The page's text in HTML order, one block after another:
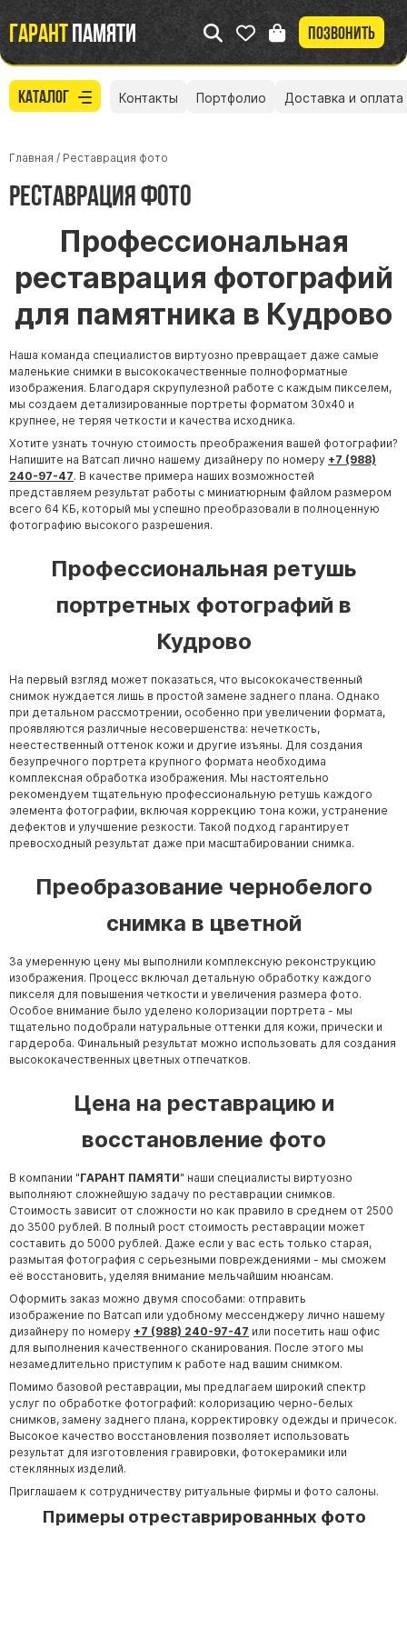
Гарантпамяти Позвонить
Каталог
Участникам СВО
Памятники из мрамора
Элитные памятники
Резные памятники
Памятники с полноформатным фото
Склеп
Детские памятники
Памятники Мусульманские
Памятники Армянские
Европейские памятники
Памятники "Клипарт"
Семейные памятники ( памятники на двоих )
Памятники в форме креста
Зеркальные памятники
Креативные памятники
Кресты из белого мрамора
Фигурные памятники
Памятники в виде гитары
Памятники комбинированные
Памятники из цветного гранита
Памятники красно-черные
Памятники коричневые
Памятники зеленые
Памятники из Дымовского гранита
Памятники из гранита Возрождение
Памятники из гранита Гранатовый Амфиболит
Памятники из гранита Сюскюянсаари
Памятники из гранита Балтик Грин
Памятники из гранита Покостовский
Памятники из гранита Лезниковский
Памятники из гранита Мансуровский
Памятники из гранита Масловский
Памятники из гранита Токовский
Памятники из гранита Капустинский
Контакты Портфолио Доставка и оплата
Главная / Реставрация фото
Реставрация фото
Профессиональная
реставрация фотографий
для памятника в Кудрово
Наша команда специалистов виртуозно превращает даже самые
маленькие снимки в высококачественные полноформатные
изображения. Благодаря скрупулезной работе с каждым пикселем,
мы создаем детализированные портреты форматом 30х40 и
крупнее, не теряя четкости и качества исходника.
Хотите узнать точную стоимость преображения вашей фотографии?
Напишите на Ватсап лично нашему дизайнеру по номеру +7 (988)
240-97-47. В качестве примера наших возможностей
представляем результат работы с миниатюрным файлом размером
всего 64 КБ, который мы успешно преобразовали в полноценную
фотографию высокого разрешения.
Профессиональная ретушь
портретных фотографий в
Кудрово
На первый взгляд может показаться, что высококачественный
снимок нуждается лишь в простой замене заднего плана. Однако
при детальном рассмотрении, особенно при увеличении формата,
проявляются различные несовершенства: нечеткость,
неестественный оттенок кожи и другие изъяны. Для создания
безупречного портрета крупного формата необходима
комплексная обработка изображения. Мы настоятельно
рекомендуем тщательную профессиональную ретушь каждого
элемента фотографии, включая коррекцию тона кожи, устранение
дефектов и улучшение резкости. Такой подход гарантирует
превосходный результат даже при масштабировании снимка.
Преобразование чернобелого
снимка в цветной
За умеренную цену мы выполнили комплексную реконструкцию
изображения. Процесс включал детальную обработку каждого
пикселя для повышения четкости и увеличения размера фото.
Особое внимание было уделено колоризации портрета - мы
тщательно подобрали натуральные оттенки для кожи, прически и
гардероба. Финальный результат можно использовать для создания
высококачественных цветных отпечатков.
Цена на реставрацию и
восстановление фото
В компании "ГАРАНТ ПАМЯТИ" наши специалисты виртуозно
выполняют сложнейшую задачу по реставрации снимков.
Стоимость зависит от сложности но как правило в среднем от 2500
до 3500 рублей. В полный рост стоимость реставрации может
составить до 5000 рублей. Даже если у вас есть только старая,
размытая фотография с серьезными повреждениями - мы сможем
её восстановить, уделяя внимание мельчайшим нюансам.
Оформить заказ можно двумя способами: отправить
изображение по Ватсап или удобному мессенджеру лично нашему
дизайнеру по номеру +7 (988) 240-97-47 или посетить наш офис
для выполнения качественного сканирования. После этого мы
незамедлительно приступим к работе над вашим снимком.
Помимо базовой реставрации, мы предлагаем широкий спектр
услуг по обработке фотографий: колоризацию черно-белых
снимков, замену заднего плана, корректировку одежды и причесок.
Высокое качество восстановления позволяет использовать
результат для изготовления гравировки, фотокерамики или
стеклянных изделий.
Приглашаем к сотрудничеству ритуальные фирмы и фото салоны.
Примеры отреставрированных фото